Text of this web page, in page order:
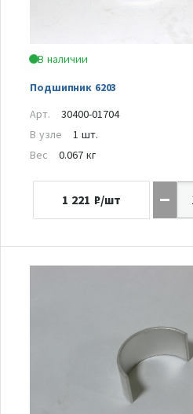
В наличии
Подшипник 6203
Арт.
30400-01704
В узле
1 шт.
Вес
0.067 кг
1 221 ₽/шт